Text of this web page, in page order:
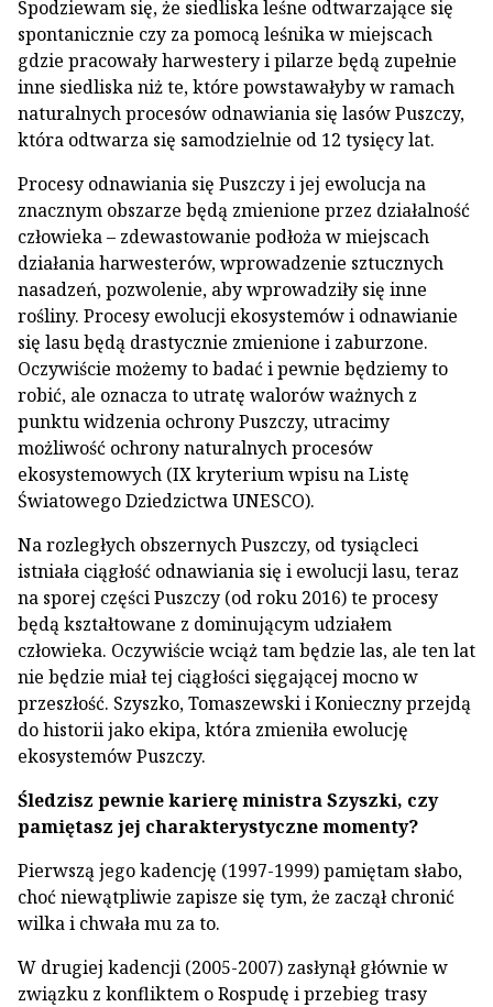
Spodziewam się, że siedliska leśne odtwarzające się
spontanicznie czy za pomocą leśnika w miejscach
gdzie pracowały harwestery i pilarze będą zupełnie
inne siedliska niż te, które powstawałyby w ramach
naturalnych procesów odnawiania się lasów Puszczy,
która odtwarza się samodzielnie od 12 tysięcy lat.
Procesy odnawiania się Puszczy i jej ewolucja na
znacznym obszarze będą zmienione przez działalność
człowieka – zdewastowanie podłoża w miejscach
działania harwesterów, wprowadzenie sztucznych
nasadzeń, pozwolenie, aby wprowadziły się inne
rośliny. Procesy ewolucji ekosystemów i odnawianie
się lasu będą drastycznie zmienione i zaburzone.
Oczywiście możemy to badać i pewnie będziemy to
robić, ale oznacza to utratę walorów ważnych z
punktu widzenia ochrony Puszczy, utracimy
możliwość ochrony naturalnych procesów
ekosystemowych (IX kryterium wpisu na Listę
Światowego Dziedzictwa UNESCO).
Na rozległych obszernych Puszczy, od tysiącleci
istniała ciągłość odnawiania się i ewolucji lasu, teraz
na sporej części Puszczy (od roku 2016) te procesy
będą kształtowane z dominującym udziałem
człowieka. Oczywiście wciąż tam będzie las, ale ten lat
nie będzie miał tej ciągłości sięgającej mocno w
przeszłość. Szyszko, Tomaszewski i Konieczny przejdą
do historii jako ekipa, która zmieniła ewolucję
ekosystemów Puszczy.
Śledzisz pewnie karierę ministra Szyszki, czy
pamiętasz jej charakterystyczne momenty?
Pierwszą jego kadencję (1997-1999) pamiętam słabo,
choć niewątpliwie zapisze się tym, że zaczął chronić
wilka i chwała mu za to.
W drugiej kadencji (2005-2007) zasłynął głównie w
związku z konfliktem o Rospudę i przebieg trasy